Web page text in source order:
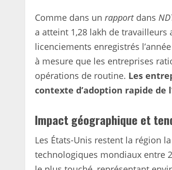
Comme dans un rapportdans
a atteint 1,28 lakh de travailleurs
licenciements enregistrés
à mesure que les entreprises
opérations de routine. Les
contexte d’adoption rapide de
Impact géographique et
Les États-Unis restent la région
technologiques mondiaux entre